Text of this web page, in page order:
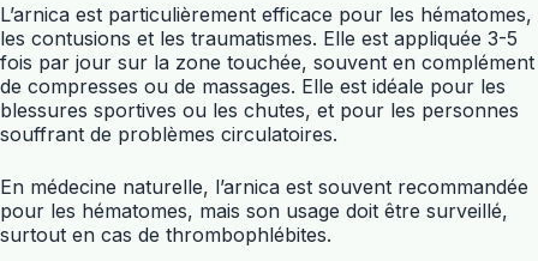
L’arnica est particulièrement efficace pour les hématomes,
les contusions et les traumatismes. Elle est appliquée 3-5
fois par jour sur la zone touchée, souvent en complément
de compresses ou de massages. Elle est idéale pour les
blessures sportives ou les chutes, et pour les personnes
souffrant de problèmes circulatoires.
En médecine naturelle, l’arnica est souvent recommandée
pour les hématomes, mais son usage doit être surveillé,
surtout en cas de thrombophlébites.